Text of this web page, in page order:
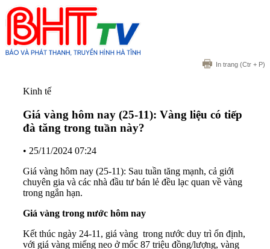
In trang (Ctr + P)
Kinh tế
Giá vàng hôm nay (25-11): Vàng liệu có tiếp
đà tăng trong tuần này?
• 25/11/2024 07:24
Giá vàng hôm nay (25-11): Sau tuần tăng mạnh, cả giới
chuyên gia và các nhà đầu tư bán lẻ đều lạc quan về vàng
trong ngắn hạn.
Giá vàng trong nước hôm nay
Kết thúc ngày 24-11, giá vàng trong nước duy trì ổn định,
với giá vàng miếng neo ở mốc 87 triệu đồng/lượng, vàng